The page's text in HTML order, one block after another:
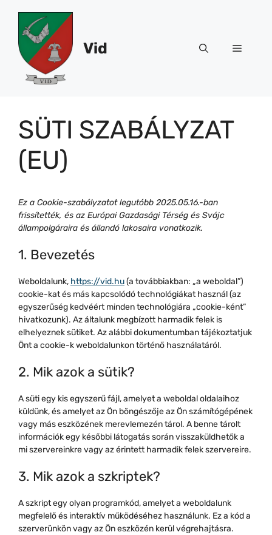
tartalomba
Vid Menü
SÜTI SZABÁLYZAT
(EU)
Ez a Cookie-szabályzatot legutóbb 2025.05.16.-ban
frissítették, és az Európai Gazdasági Térség és Svájc
állampolgáraira és állandó lakosaira vonatkozik.
1. Bevezetés
Weboldalunk, https://vid.hu(a továbbiakban: „a weboldal”)
cookie-kat és más kapcsolódó technológiákat használ (az
egyszerűség kedvéért minden technológiára „cookie-ként”
hivatkozunk). Az általunk megbízott harmadik felek is
elhelyeznek sütiket. Az alábbi dokumentumban tájékoztatjuk
Önt a cookie-k weboldalunkon történő használatáról.
2. Mik azok a sütik?
A süti egy kis egyszerű fájl, amelyet a weboldal oldalaihoz
küldünk, és amelyet az Ön böngészője az Ön számítógépének
vagy más eszközének merevlemezén tárol. A benne tárolt
információk egy későbbi látogatás során visszaküldhetők a
mi szervereinkre vagy az érintett harmadik felek szervereire.
3. Mik azok a szkriptek?
A szkript egy olyan programkód, amelyet a weboldalunk
megfelelő és interaktív működéséhez használunk. Ez a kód a
szerverünkön vagy az Ön eszközén kerül végrehajtásra.